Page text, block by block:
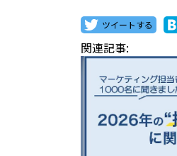
ツイートする
関連記事: